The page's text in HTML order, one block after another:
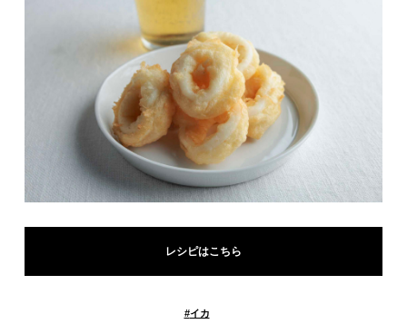
レシピはこちら
#イカ